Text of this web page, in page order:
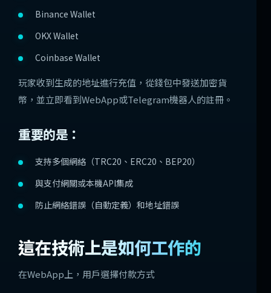
Binance Wallet
OKX Wallet
Coinbase Wallet
玩家收到生成的地址進行充值，從錢包中發送加密貨
幣，並立即看到WebApp或Telegram機器人的註冊。
重要的是：
支持多個網絡（TRC20、ERC20、BEP20）
與支付網關或本機API集成
防止網絡錯誤（自動定義）和地址錯誤
這在技術上是如何工作的
在WebApp上，用戶選擇付款方式